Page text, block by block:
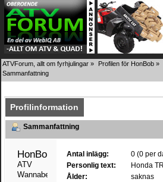
ATVForum, allt om fyrhjulingar » Profilen för HonBob »
Sammanfattning
Profilinformation
Sammanfattning
ATV
Wannabe
Antal inlägg:
0 (0 per
Personlig text:
Honda
Ålder:
saknas